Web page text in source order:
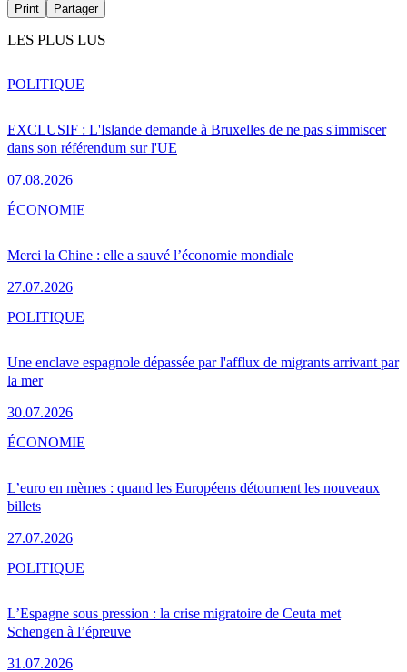
Print Partager
LES PLUS LUS
EXCLUSIF : L'Islande demande à Bruxelles de ne pas s'immiscer
dans son référendum sur l'UE
07.08.2026
POLITIQUE
Merci la Chine : elle a sauvé l’économie mondiale
27.07.2026
ÉCONOMIE
Une enclave espagnole dépassée par l'afflux de migrants arrivant par
la mer
30.07.2026
POLITIQUE
L’euro en mèmes : quand les Européens détournent les nouveaux
billets
27.07.2026
ÉCONOMIE
L’Espagne sous pression : la crise migratoire de Ceuta met
Schengen à l’épreuve
31.07.2026
POLITIQUE